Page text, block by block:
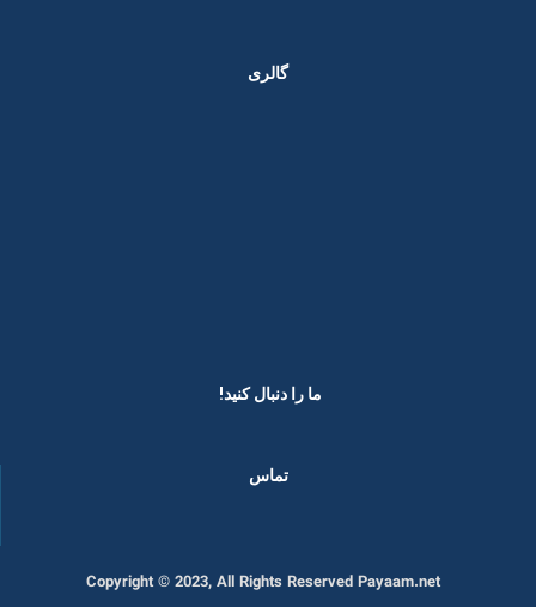
گالری
ما را دنبال کنید! ​
تماس
Copyright © 2023, All Rights Reserved Payaam.net